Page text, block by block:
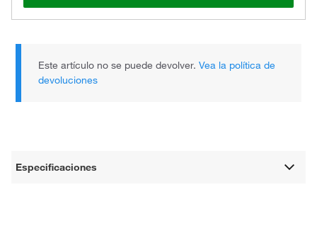
Este artículo no se puede devolver.Vea la política de
devoluciones
Especificaciones